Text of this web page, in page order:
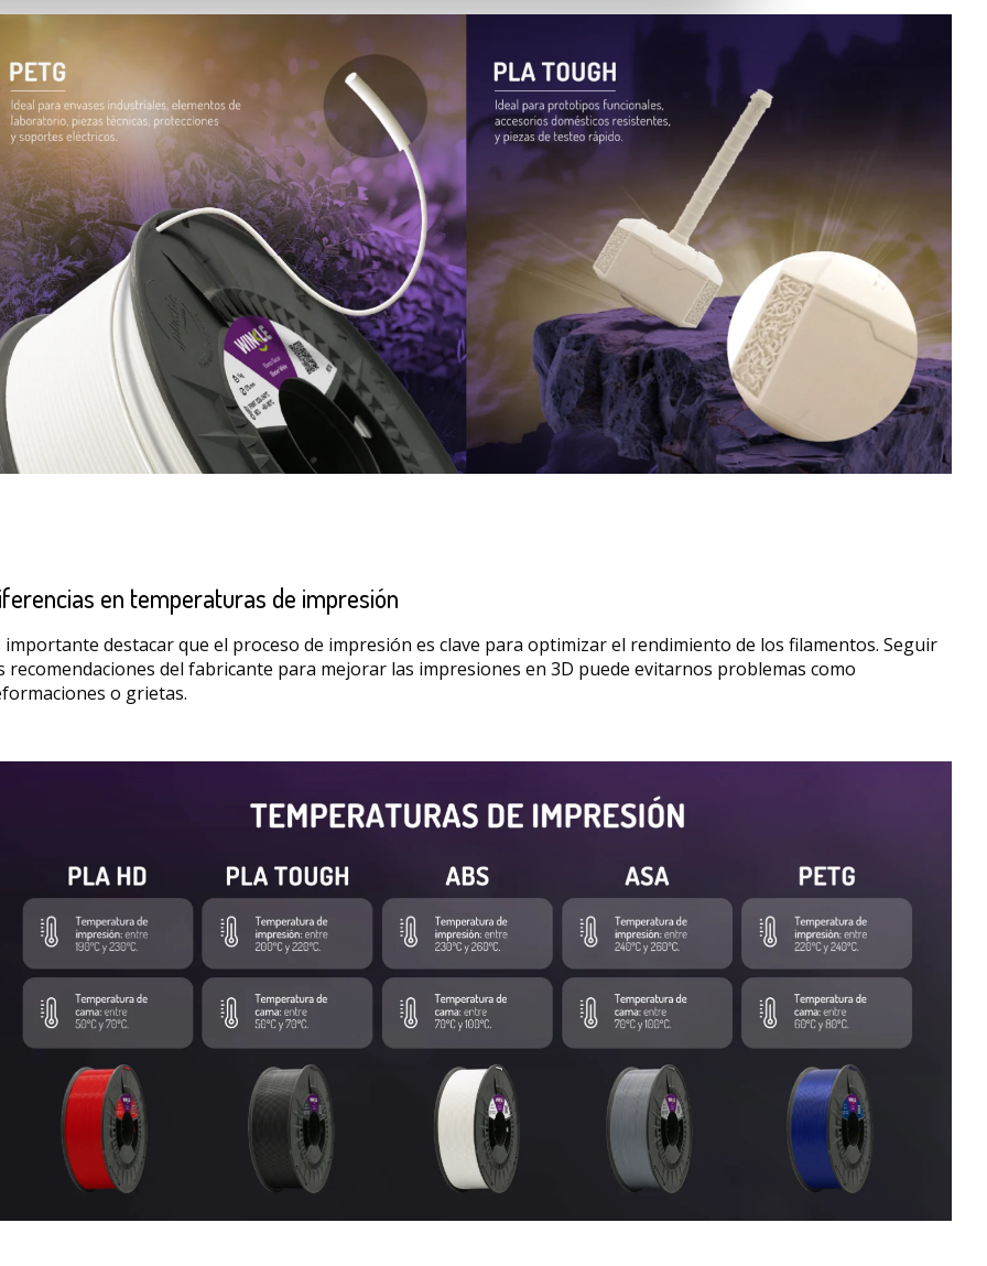
en temperaturas de impresión
importante destacar que el proceso de impresión es clave para optimizar el rendimiento de los filamentos. Seguir
recomendaciones del fabricante para mejorar las impresiones en 3D puede evitarnos problemas como
o grietas.